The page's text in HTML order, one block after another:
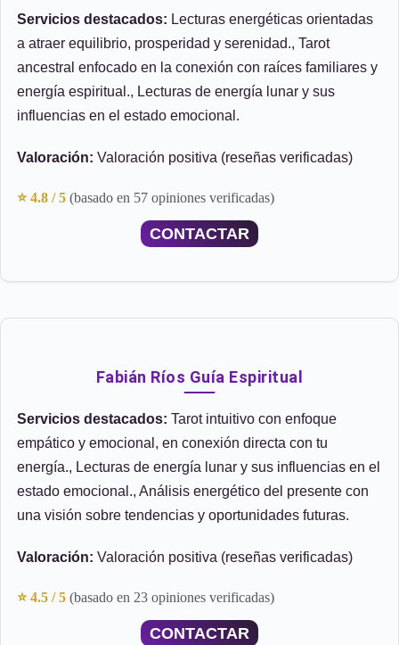
Servicios destacados: Lecturas energéticas orientadas
a atraer equilibrio, prosperidad y serenidad., Tarot
ancestral enfocado en la conexión con raíces familiares y
energía espiritual., Lecturas de energía lunar y sus
influencias en el estado emocional.
Valoración: Valoración positiva (reseñas verificadas)
⭐ 4.8 / 5 (basado en 57 opiniones verificadas)
CONTACTAR
Fabián Ríos Guía Espiritual
Servicios destacados: Tarot intuitivo con enfoque
empático y emocional, en conexión directa con tu
energía., Lecturas de energía lunar y sus influencias en el
estado emocional., Análisis energético del presente con
una visión sobre tendencias y oportunidades futuras.
Valoración: Valoración positiva (reseñas verificadas)
⭐ 4.5 / 5 (basado en 23 opiniones verificadas)
CONTACTAR